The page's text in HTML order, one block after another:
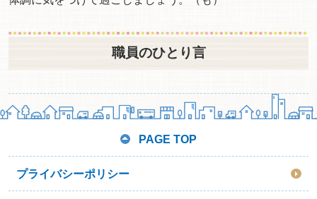
職員のひとり言
PAGE TOP
プライバシーポリシー